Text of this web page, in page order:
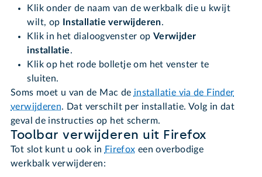
Klik onder de naam van de werkbalk die u kwijt
wilt, op
Installatie verwijderen.
Klik in het dialoogvenster op Verwijder
installatie.
Klik op het rode bolletje om het venster te
sluiten.
Soms moet u van de Mac de installatie via de Finder
verwijderen. Dat verschilt per installatie. Volg in dat
geval de instructies op het scherm.
Toolbar verwijderen uit Firefox
Tot slot kunt u ook in Firefox een overbodige
werkbalk verwijderen: